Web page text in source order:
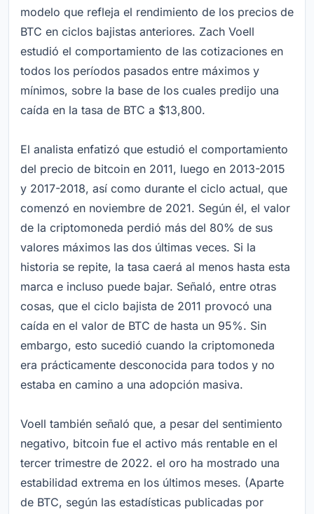
modelo que refleja el rendimiento de los precios de
BTC en ciclos bajistas anteriores. Zach Voell
estudió el comportamiento de las cotizaciones en
todos los períodos pasados entre máximos y
mínimos, sobre la base de los cuales predijo una
caída en la tasa de BTC a $13,800.
El analista enfatizó que estudió el comportamiento
del precio de bitcoin en 2011, luego en 2013-2015
y 2017-2018, así como durante el ciclo actual, que
comenzó en noviembre de 2021. Según él, el valor
de la criptomoneda perdió más del 80% de sus
valores máximos las dos últimas veces. Si la
historia se repite, la tasa caerá al menos hasta esta
marca e incluso puede bajar. Señaló, entre otras
cosas, que el ciclo bajista de 2011 provocó una
caída en el valor de BTC de hasta un 95%. Sin
embargo, esto sucedió cuando la criptomoneda
era prácticamente desconocida para todos y no
estaba en camino a una adopción masiva.
Voell también señaló que, a pesar del sentimiento
negativo, bitcoin fue el activo más rentable en el
tercer trimestre de 2022. el oro ha mostrado una
estabilidad extrema en los últimos meses. (Aparte
de BTC, según las estadísticas publicadas por